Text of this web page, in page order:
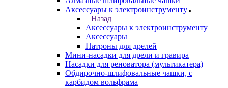
Аксессуары к электроинструменту
Назад
Аксессуары к электроинструменту
Аксессуары
Патроны для дрелей
Мини-насадки для дрели и гравира
Насадки для реноватора (мультикатера)
Обдирочно-шлифовальные чашки, с
карбидом вольфрама